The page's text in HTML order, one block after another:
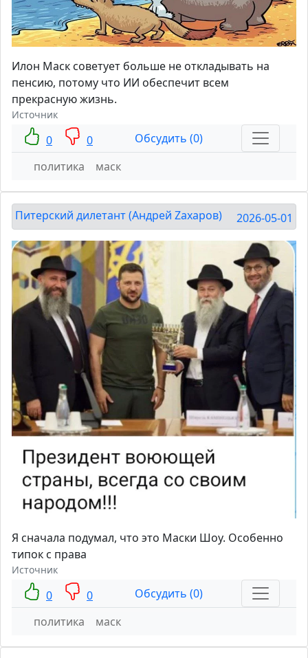
Илон Маск советует больше не откладывать на
пенсию, потому что ИИ обеспечит всем
прекрасную жизнь.
Источник
0 0
Обсудить (0)
политика
маск
Питерский дилетант (Андрей Zахаров) 2026-05-01
Я сначала подумал, что это Маски Шоу. Особенно
типок с права
Источник
0 0
Обсудить (0)
политика
маск